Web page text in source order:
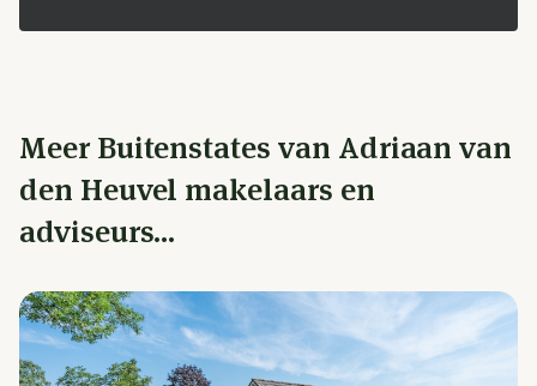
Meer Buitenstates van Adriaan van
den Heuvel makelaars en
adviseurs...